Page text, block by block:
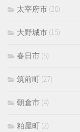
太宰府市 (20)
大野城市 (15)
春日市 (5)
筑前町 (27)
朝倉市 (4)
粕屋町 (2)